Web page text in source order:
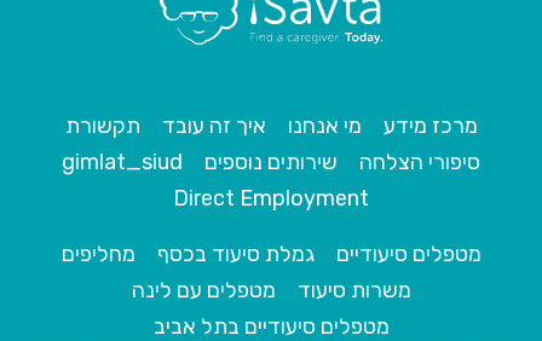
מרכז מידע מי אנחנו איך זה עובד
תקשורת
סיפורי הצלחה
שירותים נוספים
gimlat_siud
Direct Employment
מטפלים סיעודיים גמלת סיעוד בכסף
מחליפים
משרות סיעוד
מטפלים עם לינה
מטפלים סיעודיים בתל אביב